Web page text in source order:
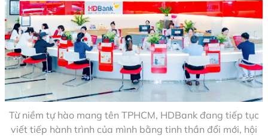
Từ niềm tự hào mang tên TPHCM, HDBank đang tiếp tục
viết tiếp hành trình của mình bằng tinh thần đổi mới, hội